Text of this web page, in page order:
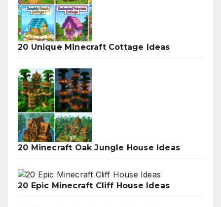
20 Unique Minecraft Cottage Ideas
20 Minecraft Oak Jungle House Ideas
20 Epic Minecraft Cliff House Ideas